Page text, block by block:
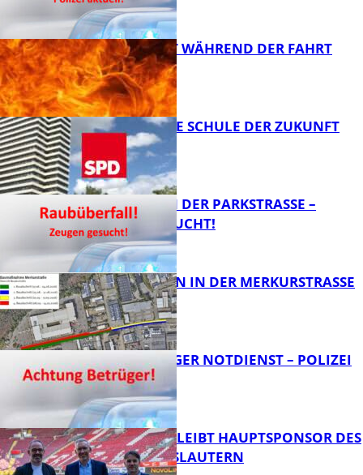
FB News
FB News
AUTO FÄNGT WÄHREND DER FAHRT
FEUER
WIE SIEHT DIE SCHULE DER ZUKUNFT
AUS?
FB News
ÜBERFALL IN DER PARKSTRASSE – Z
EUGEN GESUCHT!
BAUARBEITEN IN DER MERKURSTRASSE
FRAGWÜRDIGER NOTDIENST – POLIZEI
WARNT
NOVOLINE BLEIBT HAUPTSPONSOR DES
1. FC KAISERSLAUTERN